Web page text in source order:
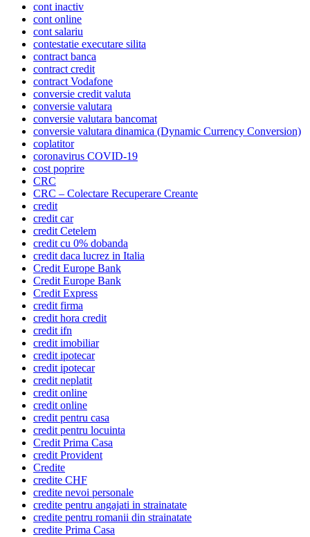
cont inactiv
cont online
cont salariu
contestatie executare silita
contract banca
contract credit
contract Vodafone
conversie credit valuta
conversie valutara
conversie valutara bancomat
conversie valutara dinamica (Dynamic Currency Conversion)
coplatitor
coronavirus COVID-19
cost poprire
CRC
CRC – Colectare Recuperare Creante
credit
credit car
credit Cetelem
credit cu 0% dobanda
credit daca lucrez in Italia
Credit Europe Bank
Credit Europe Bank
Credit Express
credit firma
credit hora credit
credit ifn
credit imobiliar
credit ipotecar
credit ipotecar
credit neplatit
credit online
credit online
credit pentru casa
credit pentru locuinta
Credit Prima Casa
credit Provident
Credite
credite CHF
credite nevoi personale
credite pentru angajati in strainatate
credite pentru romanii din strainatate
credite Prima Casa